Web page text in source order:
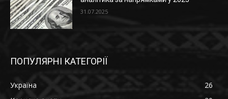
31.07.2025
ПОПУЛЯРНІ КАТЕГОРІЇ
Україна
26